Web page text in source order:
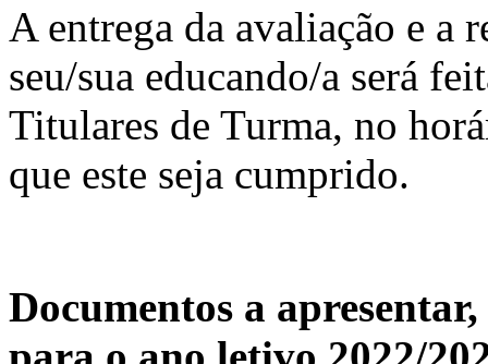
A entrega da avaliação e a
seu/sua educando/a será
Titulares de Turma, no
que este seja cumprido.
Documentos a